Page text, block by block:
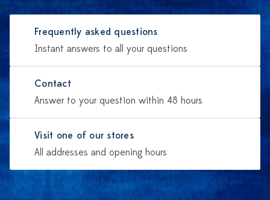
Frequently asked questions
Instant answers to all your questions
Contact
Answer to your question within 48 hours
Visit one of our stores
All addresses and opening hours